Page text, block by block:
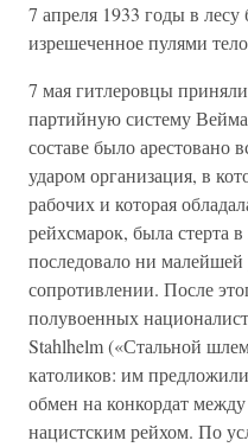
7 апреля 1933 годы в
изрешеченное пулями
7 мая гитлеровцы
партийную систему
составе было
ударом организация, в
рабочих и которая
рейхсмарок, была стерта
последовало ни
сопротивлении. После
полувоенных
Stahlhelm («Стальной
католиков: им
обмен на конкордат
нацистским рейхом. По